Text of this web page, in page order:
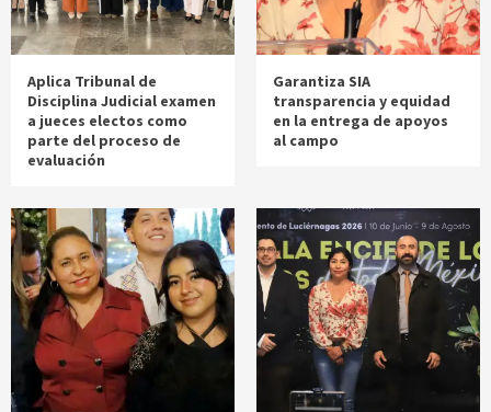
Aplica Tribunal de
Disciplina Judicial examen
a jueces electos como
parte del proceso de
evaluación
Garantiza SIA
transparencia y equidad
en la entrega de apoyos
al campo